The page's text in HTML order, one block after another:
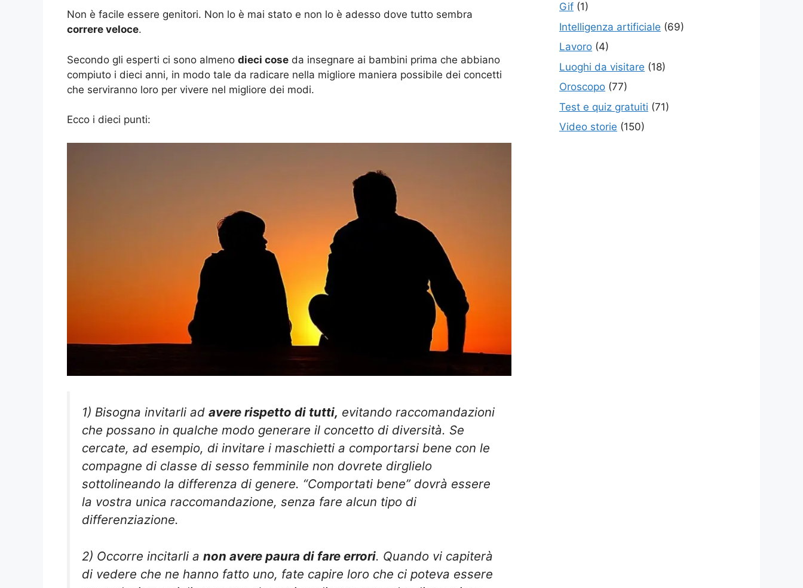
Non è facile essere genitori. Non lo è mai stato e non lo è adesso dove tutto sembra
correre veloce.
Secondo gli esperti ci sono almeno dieci cose da insegnare ai bambini prima che abbiano
compiuto i dieci anni, in modo tale da radicare nella migliore maniera possibile dei concetti
che serviranno loro per vivere nel migliore dei modi.
Ecco i dieci punti:
1) Bisogna invitarli ad avere rispetto di tutti, evitando raccomandazioni
che possano in qualche modo generare il concetto di diversità. Se
cercate, ad esempio, di invitare i maschietti a comportarsi bene con le
compagne di classe di sesso femminile non dovrete dirglielo
sottolineando la differenza di genere. “Comportati bene” dovrà essere
la vostra unica raccomandazione, senza fare alcun tipo di
differenziazione.
2) Occorre incitarli a non avere paura di fare errori. Quando vi capiterà
di vedere che ne hanno fatto uno, fate capire loro che ci poteva essere
Gif (1)
Intelligenza artificiale (69)
Lavoro (4)
Luoghi da visitare (18)
Oroscopo (77)
Test e quiz gratuiti (71)
Video storie (150)